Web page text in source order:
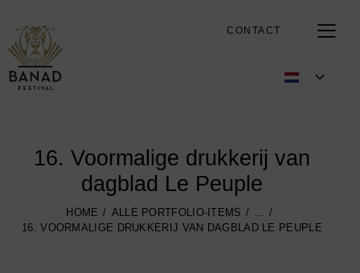
CONTACT
16. Voormalige drukkerij van
dagblad Le Peuple
HOME ALLE PORTFOLIO-ITEMS
16. VOORMALIGE DRUKKERIJ VAN DAGBLAD LE PEUPLE